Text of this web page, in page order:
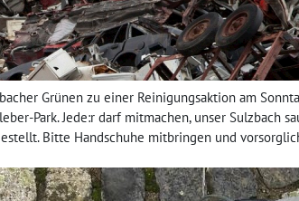
Grünen zu einer Reinigungsaktion am
Park. Jede:r darf mitmachen, unser Sulzbach
Bitte Handschuhe mitbringen und